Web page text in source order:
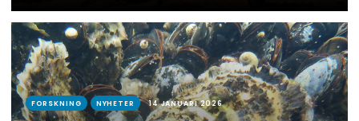
FORSKNING NYHETER 14 JANUARI 2026